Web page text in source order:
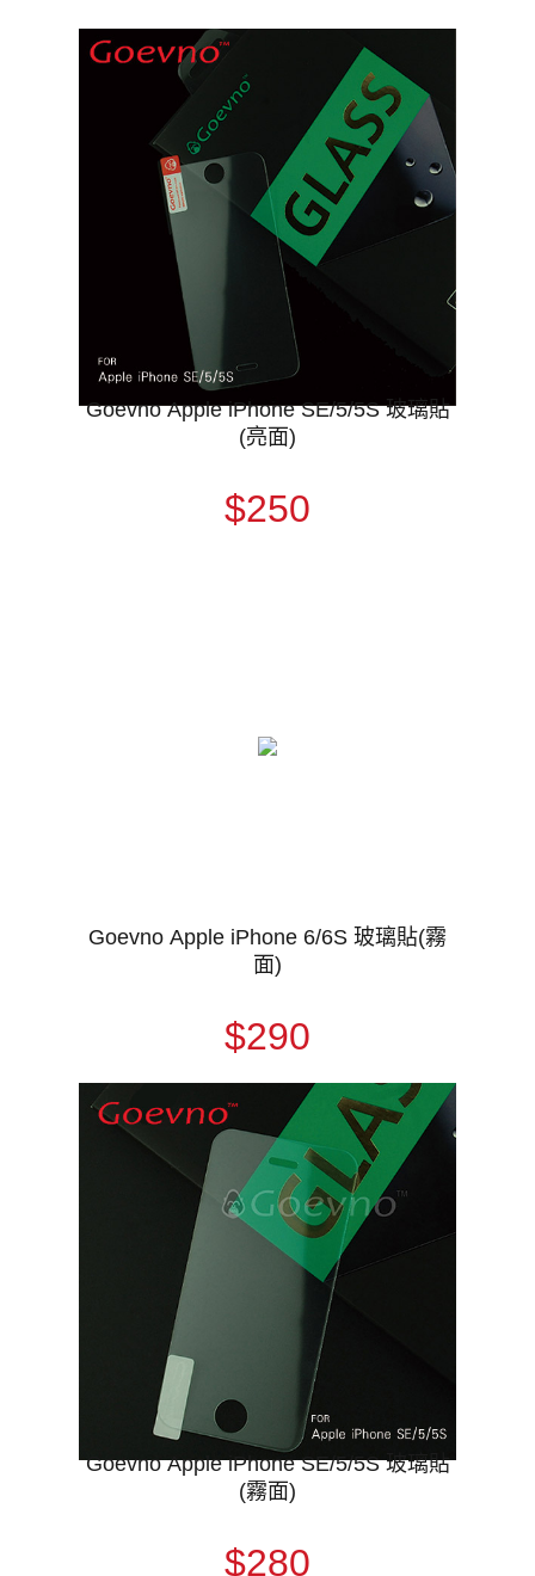
Goevno Apple iPhone SE/5/5S 玻璃貼
(亮面)
$250
Goevno Apple iPhone 6/6S 玻璃貼(霧
面)
$290
Goevno Apple iPhone SE/5/5S 玻璃貼
(霧面)
$280